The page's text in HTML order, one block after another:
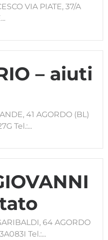
VIA PIATE, 37/A
– aiuti
41 AGORDO (BL)
Tel.:...
64 AGORDO
Tel.:...